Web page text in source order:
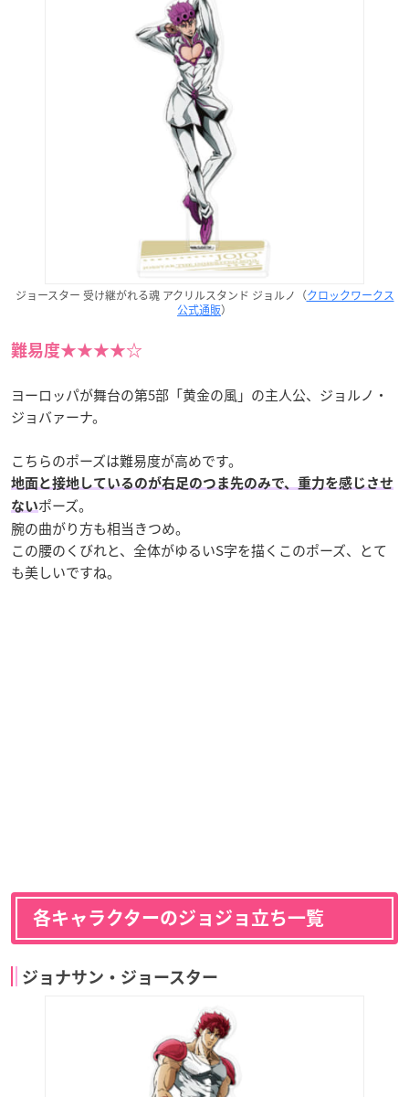
ジョースター 受け継がれる魂 アクリルスタンド ジョルノ（クロックワークス
公式通販）
難易度★★★★☆
ヨーロッパが舞台の第5部「黄金の風」の主人公、ジョルノ・
ジョバァーナ。
こちらのポーズは難易度が高めです。
地面と接地しているのが右足のつま先のみで、重力を感じさせ
ないポーズ。
腕の曲がり方も相当きつめ。
この腰のくびれと、全体がゆるいS字を描くこのポーズ、とて
も美しいですね。
各キャラクターのジョジョ立ち一覧
ジョナサン・ジョースター